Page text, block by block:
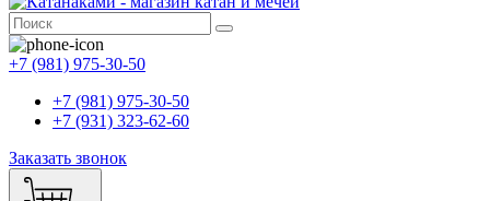
+7 (981) 975-30-50
+7 (981) 975-30-50
+7 (931) 323-62-60
Заказать звонок